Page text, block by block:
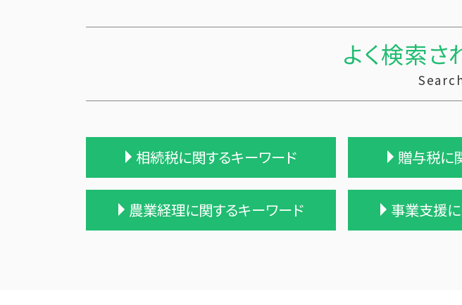
よく検索さ
相続税に関するキーワード
相続税の時効
不動産 相続 売却
贈与税に
贈与税 率
贈与税 計算方法
農業経理に関するキーワード 事業支援